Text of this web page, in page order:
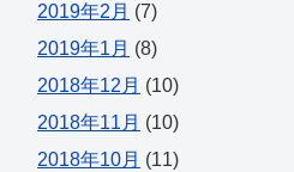
2019年2月 (7)
2019年1月 (8)
2018年12月 (10)
2018年11月 (10)
2018年10月 (11)